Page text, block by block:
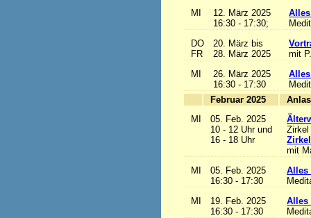
MI
12. März 2025
16:30 - 17:30;
DO
FR
20. März bis
28. März 2025
mit
MI
26. März 2025
16:30 - 17:30
Februar 2025
MI
05. Feb. 2025
10 - 12 Uhr und
16 - 18 Uhr
Zirkel
mit
MI
05. Feb. 2025
16:30 - 17:30
Alles
MI
19. Feb. 2025
16:30 - 17:30
Alles